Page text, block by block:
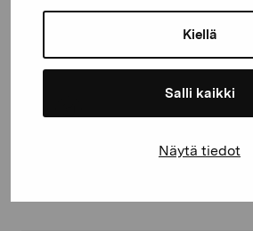
Kiellä
Salli kaikki
Näytä tiedot
10600 Ekenäs
+358 (0)50 371 6339